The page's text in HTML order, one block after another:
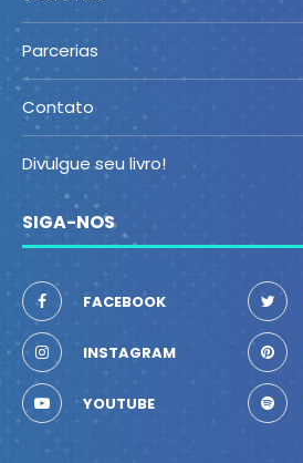
Parcerias
Contato
Divulgue seu livro!
SIGA-NOS
FACEBOOK
INSTAGRAM
YOUTUBE